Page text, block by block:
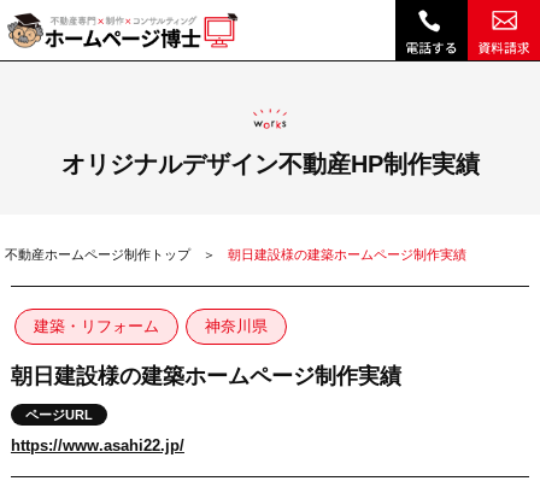
朝日建設様の建築ホームページ制作実績|ホームページ博士（博士.com）
オリジナルデザイン不動産HP制作実績
不動産ホームページ制作トップ 朝日建設様の建築ホームページ制作実績
建築・リフォーム 神奈川県
朝日建設様の建築ホームページ制作実績
ページURL
https://www.asahi22.jp/